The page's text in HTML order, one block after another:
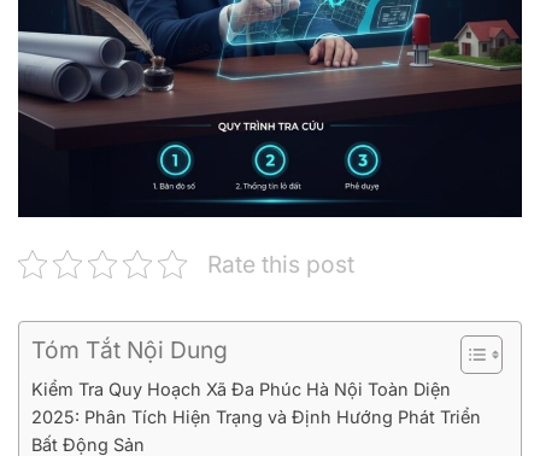
Rate this post
Tóm Tắt Nội Dung
Kiểm Tra Quy Hoạch Xã Đa Phúc Hà Nội Toàn Diện
2025: Phân Tích Hiện Trạng và Định Hướng Phát Triển
Bất Động Sản